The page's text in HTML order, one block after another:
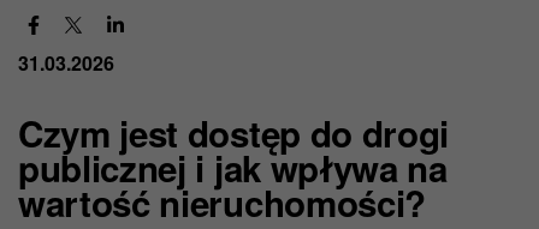
31.03.2026
Czym jest dostęp do drogi
publicznej i jak wpływa na
wartość nieruchomości?